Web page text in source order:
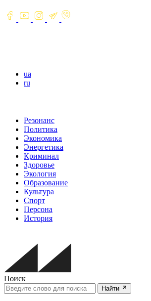
ua
ru
Резонанс
Политика
Экономика
Энергетика
Криминал
Здоровье
Экология
Образование
Культура
Спорт
Персона
История
Поиск
Найти